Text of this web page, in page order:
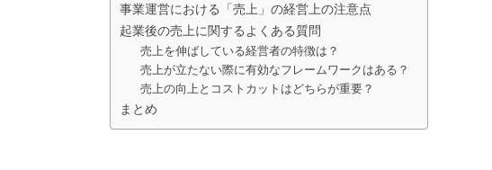
事業運営における「売上」の経営上の注意点
起業後の売上に関するよくある質問
売上を伸ばしている経営者の特徴は？
売上が立たない際に有効なフレームワークはある？
売上の向上とコストカットはどちらが重要？
まとめ